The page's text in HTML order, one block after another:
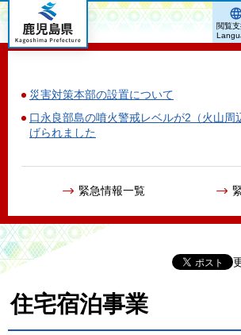
鹿児島県
災害対策本部の設置について
口永良部島の噴火警戒レベルが2（火山周
げられました
緊急情報一覧
閲覧支
住宅宿泊事業